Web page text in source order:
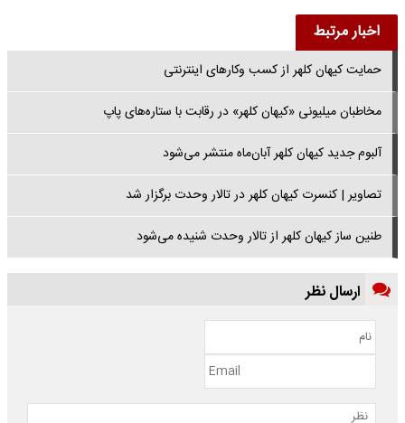
اخبار مرتبط
حمایت کیهان کلهر از کسب و‌کار‌های اینترنتی
مخاطبان میلیونی «کیهان کلهر» در رقابت با ستاره‌های پاپ
آلبوم جدید کیهان کلهر آبان‌ماه منتشر می‌شود
تصاویر | کنسرت کیهان کلهر در تالار وحدت برگزار شد
طنین ساز کیهان کلهر از تالار وحدت شنیده می‌شود
ارسال نظر